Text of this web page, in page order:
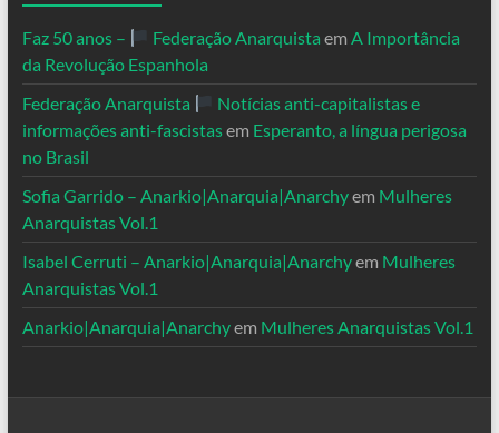
Faz 50 anos – Federação Anarquista em A Importância
da Revolução Espanhola
Federação Anarquista
Notícias anti-capitalistas e
informações anti-fascistasem Esperanto, a língua perigosa
no Brasil
Sofia Garrido – Anarkio|Anarquia|Anarchyem Mulheres
Anarquistas Vol.1
Isabel Cerruti – Anarkio|Anarquia|Anarchyem Mulheres
Anarquistas Vol.1
Anarkio|Anarquia|Anarchyem Mulheres Anarquistas Vol.1